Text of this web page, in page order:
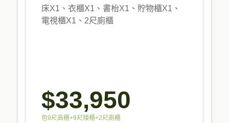
床X1、衣櫃X1、書枱X1、貯物櫃X1、
電視櫃X1、2尺廁櫃
$33,950
包9尺高櫃+9尺矮櫃+2尺廁櫃